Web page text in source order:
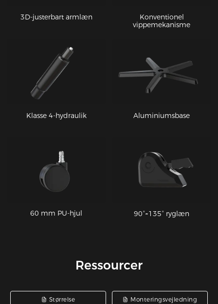
3D-justerbart armlæn
Konventionel
vippemekanisme
Klasse 4-hydraulik Aluminiumsbase
60 mm PU-hjul 90°~135° ryglæn
Ressourcer
Størrelse Monteringsvejledning